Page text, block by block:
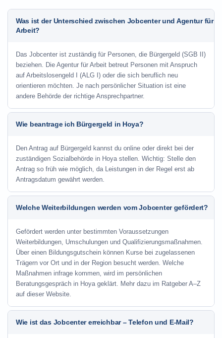
Was ist der Unterschied zwischen Jobcenter und Agentur für
Arbeit?
Das Jobcenter ist zuständig für Personen, die Bürgergeld (SGB II)
beziehen. Die Agentur für Arbeit betreut Personen mit Anspruch
auf Arbeitslosengeld I (ALG I) oder die sich beruflich neu
orientieren möchten. Je nach persönlicher Situation ist eine
andere Behörde der richtige Ansprechpartner.
Wie beantrage ich Bürgergeld in Hoya?
Den Antrag auf Bürgergeld kannst du online oder direkt bei der
zuständigen Sozialbehörde in Hoya stellen. Wichtig: Stelle den
Antrag so früh wie möglich, da Leistungen in der Regel erst ab
Antragsdatum gewährt werden.
Welche Weiterbildungen werden vom Jobcenter gefördert?
Gefördert werden unter bestimmten Voraussetzungen
Weiterbildungen, Umschulungen und Qualifizierungsmaßnahmen.
Über einen Bildungsgutschein können Kurse bei zugelassenen
Trägern vor Ort und in der Region besucht werden. Welche
Maßnahmen infrage kommen, wird im persönlichen
Beratungsgespräch in Hoya geklärt. Mehr dazu im Ratgeber A–Z
auf dieser Website.
Wie ist das Jobcenter erreichbar – Telefon und E-Mail?